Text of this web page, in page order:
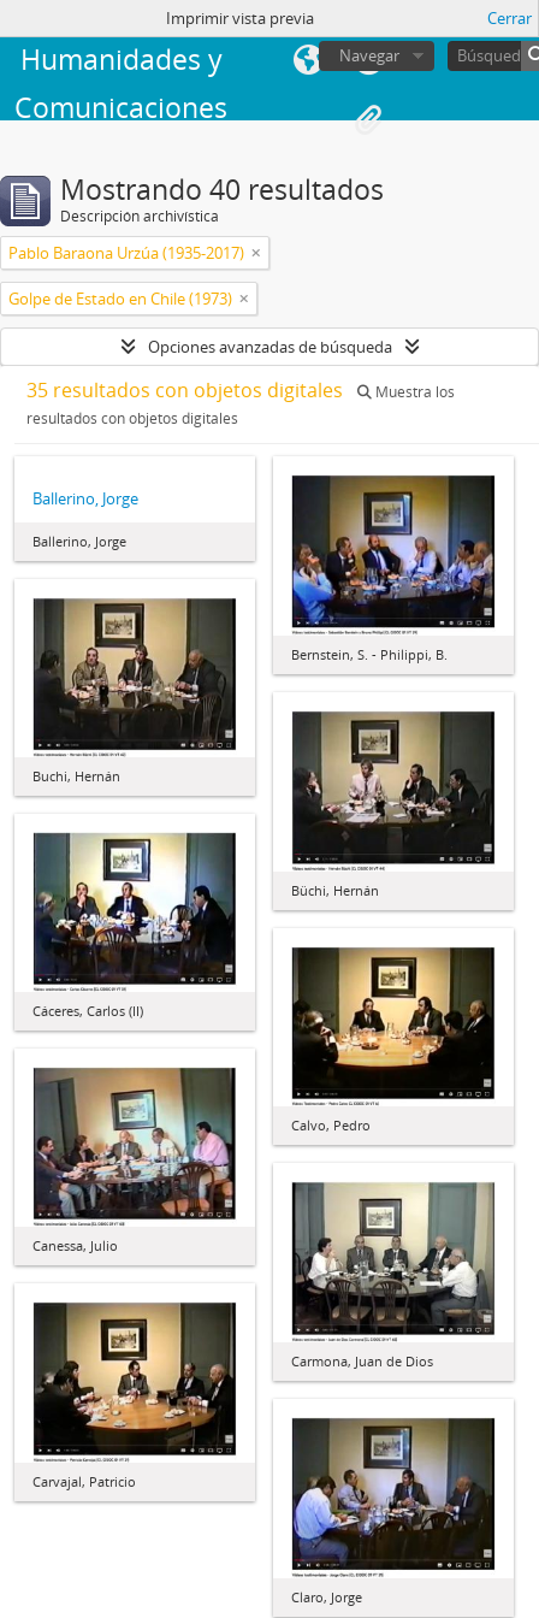
Facultad de
Humanidades y
Comunicaciones
sesión
Navegar
Imprimir vista previa Cerrar
Mostrando 40 resultados
Descripción archivística
Pablo Baraona Urzúa (1935-2017)
Golpe de Estado en Chile (1973)
Opciones avanzadas de búsqueda
35 resultados con objetos digitales
Muestra los
resultados con objetos digitales
Ballerino, Jorge
Ballerino, Jorge
Bernstein, S. - Philippi, B.
Buchi, Hernán
Büchi, Hernán
Cáceres, Carlos (II)
Calvo, Pedro
Canessa, Julio
Carmona, Juan de Dios
Carvajal, Patricio
Claro, Jorge